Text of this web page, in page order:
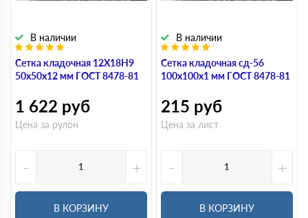
Сетка кладочная 12Х18Н9
50х50х12 мм ГОСТ 8478-81
В наличии
1 622 руб
Цена за рулон
- +
В КОРЗИНУ
Сетка кладочная сд-56
100х100х1 мм ГОСТ 8478-81
В наличии
215 руб
Цена за лист
- +
В КОРЗИНУ